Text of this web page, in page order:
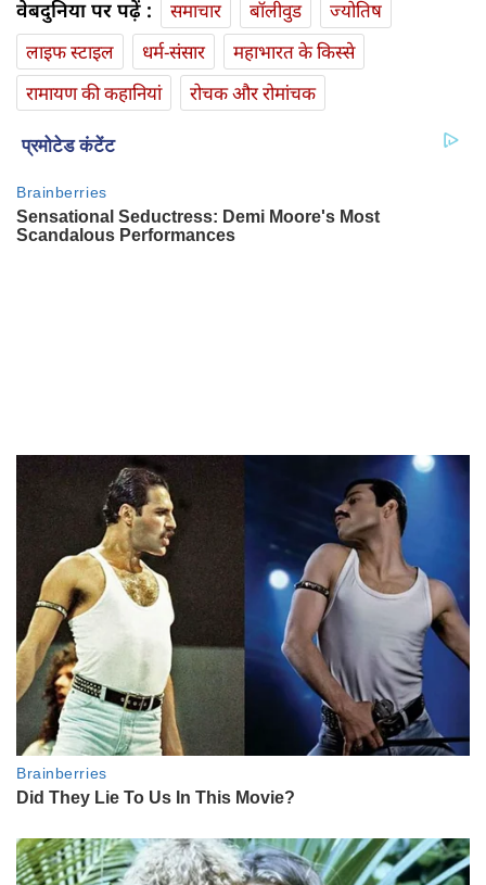
वेबदुनिया पर पढ़ें : समाचार बॉलीवुड
ज्योतिष
लाइफ स्‍टाइल
धर्म-संसार
महाभारत के किस्से
रामायण की कहानियां
रोचक और रोमांचक